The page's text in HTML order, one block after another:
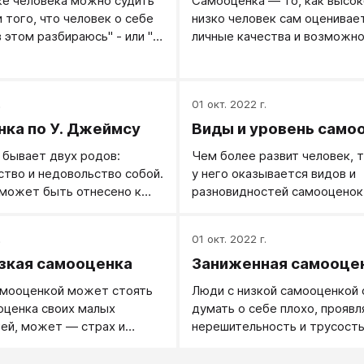
Если у человека самооценка
психотерапевт заботится о
стабилизации на высоком, но
того, что человек о себе
разбираюсь" - или "Я
желание провалиться
и как человек себя
либо тушуясь).
низко человек сам
личные качества и
по У. Джеймсу
двух родов:
и не­довольство собой.
быть отнесено к
группу действий,
в узком смысле
запас
с одной стороны,
01 окт. 2022 г.
Виды и уровень
Чем более развит человек,
у него оказывается видов и
разновидностей
самооценка
может стоять
своих малых
может — страх и
01 окт. 2022 г.
Заниженная
Люди с низкой самооценкой
думать о себе плохо,
нерешительность и